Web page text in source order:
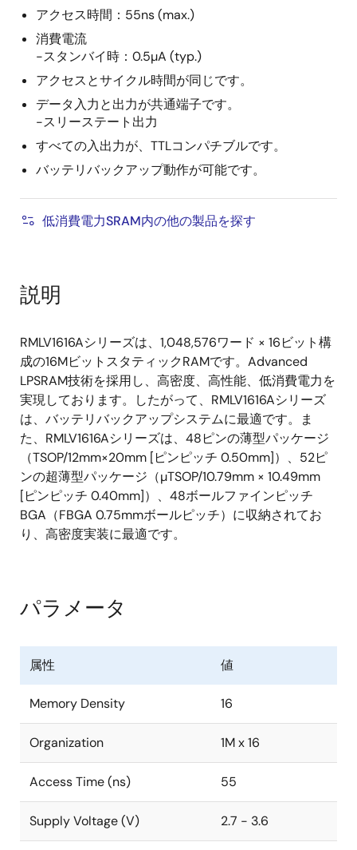
アクセス時間：55ns (max.)
消費電流
-スタンバイ時：0.5µA (typ.)
アクセスとサイクル時間が同じです。
データ入力と出力が共通端子です。
-スリーステート出力
すべての入出力が、TTLコンパチブルです。
バッテリバックアップ動作が可能です。
低消費電力SRAM内の他の製品を探す
説明
RMLV1616Aシリーズは、1,048,576ワード × 16ビット構
成の16MビットスタティックRAMです。Advanced
LPSRAM技術を採用し、高密度、高性能、低消費電力を
実現しております。したがって、RMLV1616Aシリーズ
は、バッテリバックアップシステムに最適です。ま
た、RMLV1616Aシリーズは、48ピンの薄型パッケージ
（TSOP/12mm×20mm [ピンピッチ 0.50mm]）、52ピ
ンの超薄型パッケージ（µTSOP/10.79mm × 10.49mm
[ピンピッチ 0.40mm]）、48ボールファインピッチ
BGA（FBGA 0.75mmボールピッチ）に収納されてお
り、高密度実装に最適です。
パラメータ
属性 値
Memory Density 16
Organization 1M x 16
Access Time (ns) 55
Supply Voltage (V) 2.7 - 3.6